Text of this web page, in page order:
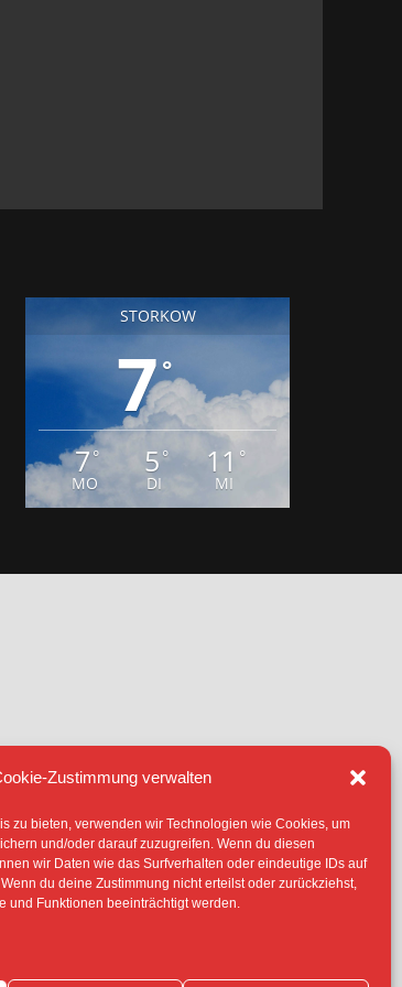
Zustimmung verwalten
zu bieten, verwenden wir Technologien wie Cookies, um
und/oder darauf zuzugreifen. Wenn du diesen
wir Daten wie das Surfverhalten oder eindeutige IDs auf
du deine Zustimmung nicht erteilst oder zurückziehst,
und Funktionen beeinträchtigt werden.
STORKOW
7°
7°
MO
5°
DI
11 °
MI
-SOFERN NICHT ANDERS
DER RECHTEINHABER